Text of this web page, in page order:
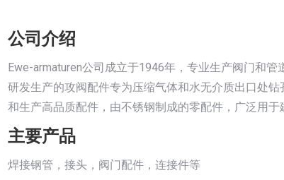
公司介绍
Ewe-armaturen公司成立于1946年，专业生产阀门和
研发生产的攻阀配件专为压缩气体和水无介质出口处
和生产高品质配件，由不锈钢制成的零配件，广泛用于
主要产品
焊接钢管，接头，阀门配件，连接件等